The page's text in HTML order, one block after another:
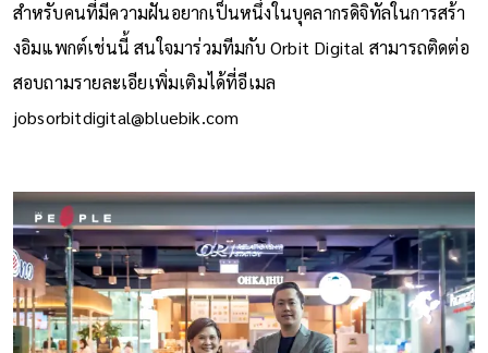
สำหรับคนที่มีความฝันอยากเป็นหนึ่งในบุคลากรดิจิทัลในการสร้า
งอิมแพกต์เช่นนี้ สนใจมาร่วมทีมกับ Orbit Digital สามารถติดต่อ
สอบถามรายละเอียเพิ่มเติมได้ที่อีเมล
jobsorbitdigital@bluebik.com